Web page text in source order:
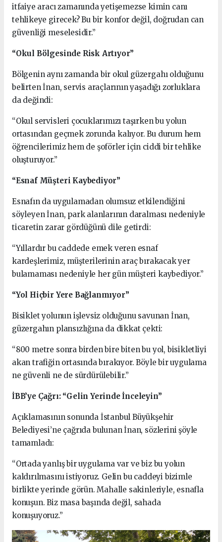
itfaiye aracı zamanında yetişemezse kimin canı
tehlikeye girecek? Bu bir konfor değil, doğrudan can
güvenliği meselesidir.”
“Okul Bölgesinde Risk Artıyor”
Bölgenin aynı zamanda bir okul güzergahı olduğunu
belirten İnan, servis araçlarının yaşadığı zorluklara
da değindi:
“Okul servisleri çocuklarımızı taşırken bu yolun
ortasından geçmek zorunda kalıyor. Bu durum hem
öğrencilerimiz hem de şoförler için ciddi bir tehlike
oluşturuyor.”
“Esnaf Müşteri Kaybediyor”
Esnafın da uygulamadan olumsuz etkilendiğini
söyleyen İnan, park alanlarının daralması nedeniyle
ticaretin zarar gördüğünü dile getirdi:
“Yıllardır bu caddede emek veren esnaf
kardeşlerimiz, müşterilerinin araç bırakacak yer
bulamaması nedeniyle her gün müşteri kaybediyor.”
“Yol Hiçbir Yere Bağlanmıyor”
Bisiklet yolunun işlevsiz olduğunu savunan İnan,
güzergahın plansızlığına da dikkat çekti:
“800 metre sonra birden bire biten bu yol, bisikletliyi
akan trafiğin ortasında bırakıyor. Böyle bir uygulama
ne güvenli ne de sürdürülebilir.”
İBB’ye Çağrı: “Gelin Yerinde İnceleyin”
Açıklamasının sonunda İstanbul Büyükşehir
Belediyesi’ne çağrıda bulunan İnan, sözlerini şöyle
tamamladı:
“Ortada yanlış bir uygulama var ve biz bu yolun
kaldırılmasını istiyoruz. Gelin bu caddeyi bizimle
birlikte yerinde görün. Mahalle sakinleriyle, esnafla
konuşun. Biz masa başında değil, sahada
konuşuyoruz.”